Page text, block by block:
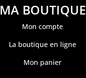
MA BOUTIQUE
Mon compte
La boutique en ligne
Mon panier